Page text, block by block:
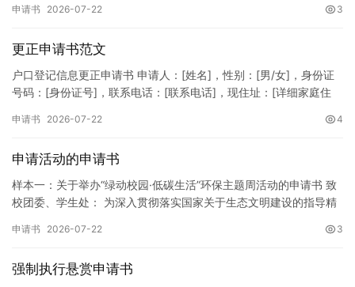
申请书 2026-07-22 3
更正申请书范文
户口登记信息更正申请书 申请人：[姓名]，性别：[男/女]，身份证
号码：[身份证号]，联系电话：[联系电话]，现住址：[详细家庭住
申请书 2026-07-22 4
申请活动的申请书
样本一：关于举办“绿动校园·低碳生活”环保主题周活动的申请书 致
校团委、学生处： 为深入贯彻落实国家关于生态文明建设的指导精
申请书 2026-07-22 3
强制执行悬赏申请书